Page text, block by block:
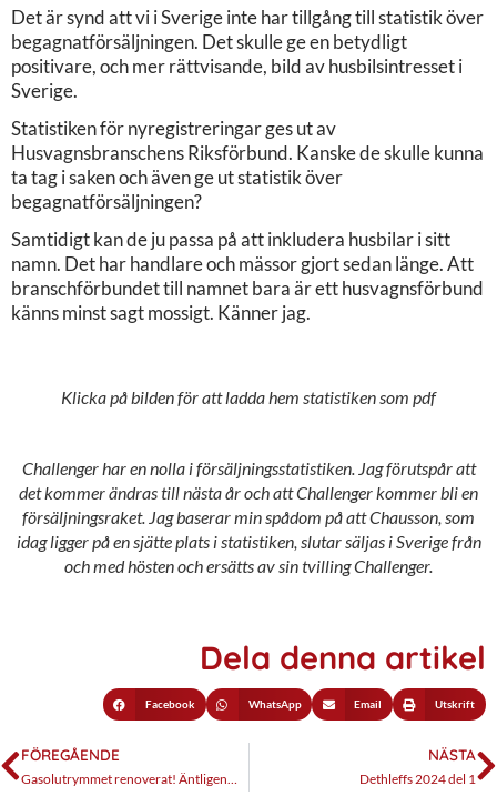
Det är synd att vi i Sverige inte har tillgång till statistik över
begagnatförsäljningen. Det skulle ge en betydligt
positivare, och mer rättvisande, bild av husbilsintresset i
Sverige.
Statistiken för nyregistreringar ges ut av
Husvagnsbranschens Riksförbund. Kanske de skulle kunna
ta tag i saken och även ge ut statistik över
begagnatförsäljningen?
Samtidigt kan de ju passa på att inkludera husbilar i sitt
namn. Det har handlare och mässor gjort sedan länge. Att
branschförbundet till namnet bara är ett husvagnsförbund
känns minst sagt mossigt. Känner jag.
Klicka på bilden för att ladda hem statistiken som pdf
Challenger har en nolla i försäljningsstatistiken. Jag förutspår att
det kommer ändras till nästa år och att Challenger kommer bli en
försäljningsraket. Jag baserar min spådom på att Chausson, som
idag ligger på en sjätte plats i statistiken, slutar säljas i Sverige från
och med hösten och ersätts av sin tvilling Challenger.
Dela denna artikel
Facebook WhatsApp Email Utskrift
FÖREGÅENDE
Gasolutrymmet renoverat! Äntligen…
NÄSTA
Dethleffs 2024 del 1